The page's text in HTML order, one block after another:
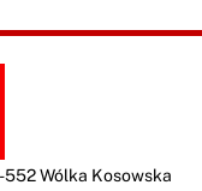
Wólka Kosowska